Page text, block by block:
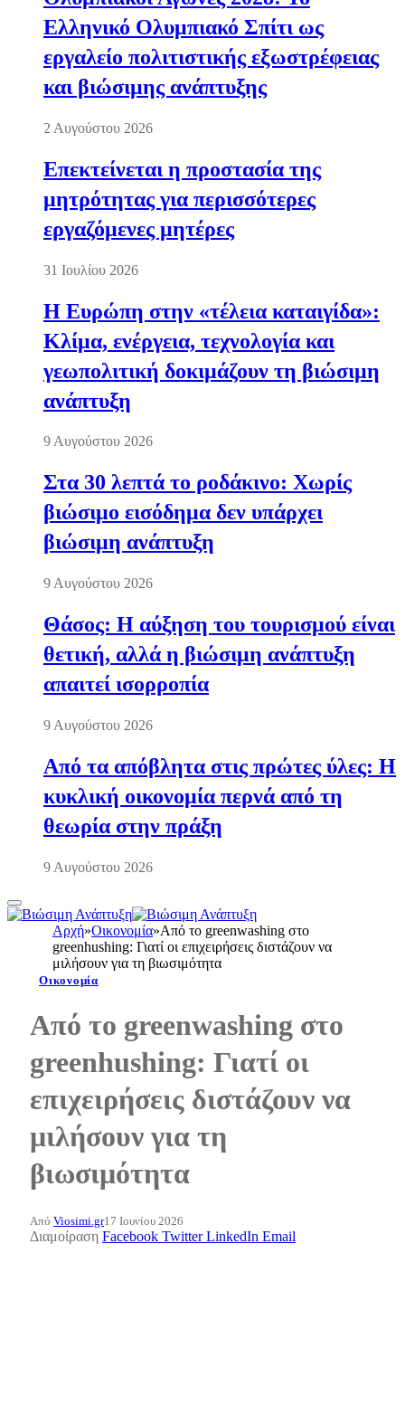
Ελληνικό Ολυμπιακό Σπίτι ως
εργαλείο πολιτιστικής εξωστρέφειας
και βιώσιμης ανάπτυξης
2 Αυγούστου 2026
Επεκτείνεται η προστασία της
μητρότητας για περισσότερες
εργαζόμενες μητέρες
31 Ιουλίου 2026
Η Ευρώπη στην «τέλεια καταιγίδα»:
Κλίμα, ενέργεια, τεχνολογία και
γεωπολιτική δοκιμάζουν τη βιώσιμη
ανάπτυξη
9 Αυγούστου 2026
Στα 30 λεπτά το ροδάκινο: Χωρίς
βιώσιμο εισόδημα δεν υπάρχει
βιώσιμη ανάπτυξη
9 Αυγούστου 2026
Θάσος: Η αύξηση του τουρισμού είναι
θετική, αλλά η βιώσιμη ανάπτυξη
απαιτεί ισορροπία
9 Αυγούστου 2026
Από τα απόβλητα στις πρώτες ύλες: Η
κυκλική οικονομία περνά από τη
θεωρία στην πράξη
9 Αυγούστου 2026
Αρχή»Οικονομία»Από το greenwashing στο
greenhushing: Γιατί οι επιχειρήσεις διστάζουν να
μιλήσουν για τη βιωσιμότητα
Οικονομία
Από το greenwashing στο
greenhushing: Γιατί οι
επιχειρήσεις διστάζουν να
μιλήσουν για τη
βιωσιμότητα
Από Viosimi.gr17 Ιουνίου 2026
Διαμοίραση Facebook Twitter LinkedIn Email